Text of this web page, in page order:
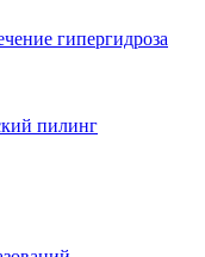
гипергидроза
пилинг